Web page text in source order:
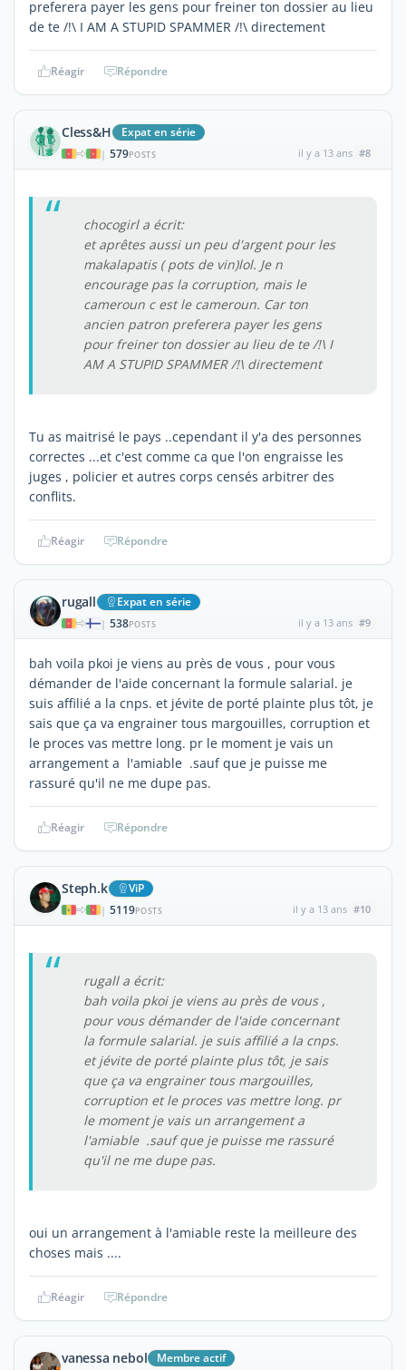
preferera payer les gens pour freiner ton dossier au lieu
de te /!\ I AM A STUPID SPAMMER /!\ directement
Réagir Répondre
Cless&H Expat en série
| 579POSTS il y a 13 ans #8
chocogirl a écrit:
et aprêtes aussi un peu d'argent pour les
makalapatis ( pots de vin)lol. Je n
encourage pas la corruption, mais le
cameroun c est le cameroun. Car ton
ancien patron preferera payer les gens
pour freiner ton dossier au lieu de te /!\ I
AM A STUPID SPAMMER /!\ directement
Tu as maitrisé le pays ..cependant il y'a des personnes
correctes ...et c'est comme ca que l'on engraisse les
juges , policier et autres corps censés arbitrer des
conflits.
Réagir Répondre
rugall Expat en série
| 538POSTS il y a 13 ans #9
bah voila pkoi je viens au près de vous , pour vous
démander de l'aide concernant la formule salarial. je
suis affilié a la cnps. et jévite de porté plainte plus tôt, je
sais que ça va engrainer tous margouilles, corruption et
le proces vas mettre long. pr le moment je vais un
arrangement a l'amiable .sauf que je puisse me
rassuré qu'il ne me dupe pas.
Réagir Répondre
Steph.k ViP
| 5119POSTS il y a 13 ans #10
rugall a écrit:
bah voila pkoi je viens au près de vous ,
pour vous démander de l'aide concernant
la formule salarial. je suis affilié a la cnps.
et jévite de porté plainte plus tôt, je sais
que ça va engrainer tous margouilles,
corruption et le proces vas mettre long. pr
le moment je vais un arrangement a
l'amiable .sauf que je puisse me rassuré
qu'il ne me dupe pas.
oui un arrangement à l'amiable reste la meilleure des
choses mais ....
Réagir Répondre
vanessa nebol Membre actif